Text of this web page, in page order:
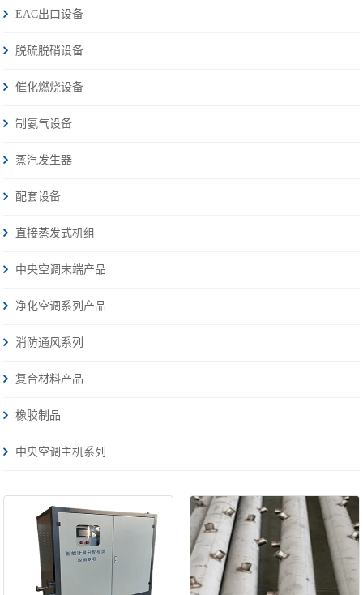
EAC出口设备
脱硫脱硝设备
催化燃烧设备
制氨气设备
蒸汽发生器
配套设备
直接蒸发式机组
中央空调末端产品
净化空调系列产品
消防通风系列
复合材料产品
橡胶制品
中央空调主机系列